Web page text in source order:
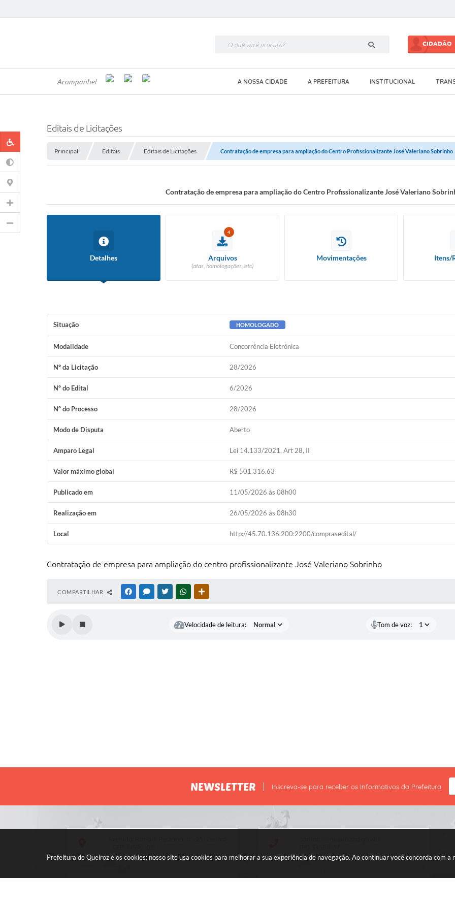
Prefeitura de Queiroz e os cookies: nosso site usa cookies para melhorar a sua experiência de navegação. Ao continuar você concorda com a
CIDADÃO
Acompanhe! A NOSSA CIDADE A PREFEITURA INSTITUCIONAL
Editais de Licitações
Principal Editais Editais de Licitações Contratação de empresa para ampliação do Centro Profissionalizante José Valeriano Sobrinho
Contratação de empresa para ampliação do Centro Profissionalizante José Valeriano
Detalhes
4
Arquivos
(atas, homologações, etc)
Movimentações Itens/
Situação HOMOLOGADO
Modalidade Concorrência Eletrônica
Nº da Licitação 28/2026
Nº do Edital 6/2026
Nº do Processo 28/2026
Modo de Disputa Aberto
Amparo Legal Lei 14.133/2021, Art 28, II
Valor máximo global R$ 501.316,63
Publicado em 11/05/2026 às 08h00
Realização em 26/05/2026 às 08h30
Local http://45.70.136.200:2200/comprasedital/
Contratação de empresa para ampliação do centro profissionalizante José Valeriano Sobrinho
COMPARTILHAR FACEBOOKMESSENGER
TWITTERWHATSAPP
Velocidade de leitura: Tom de voz:
NEWSLETTER Inscreva-se para receber os Informativos da Prefeitura